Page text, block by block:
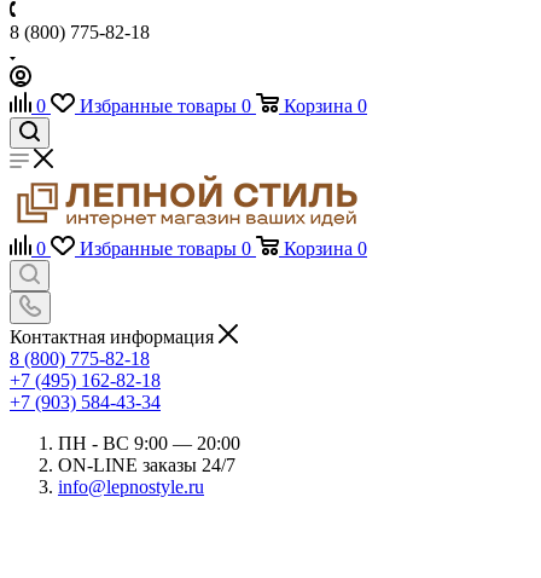
8 (800) 775-82-18
0 Избранные товары 0 Корзина 0
0 Избранные товары 0 Корзина 0
Контактная информация
8 (800) 775-82-18
+7 (495) 162-82-18
+7 (903) 584-43-34
ПН - ВС 9:00 — 20:00
ON-LINE заказы 24/7
info@lepnostyle.ru